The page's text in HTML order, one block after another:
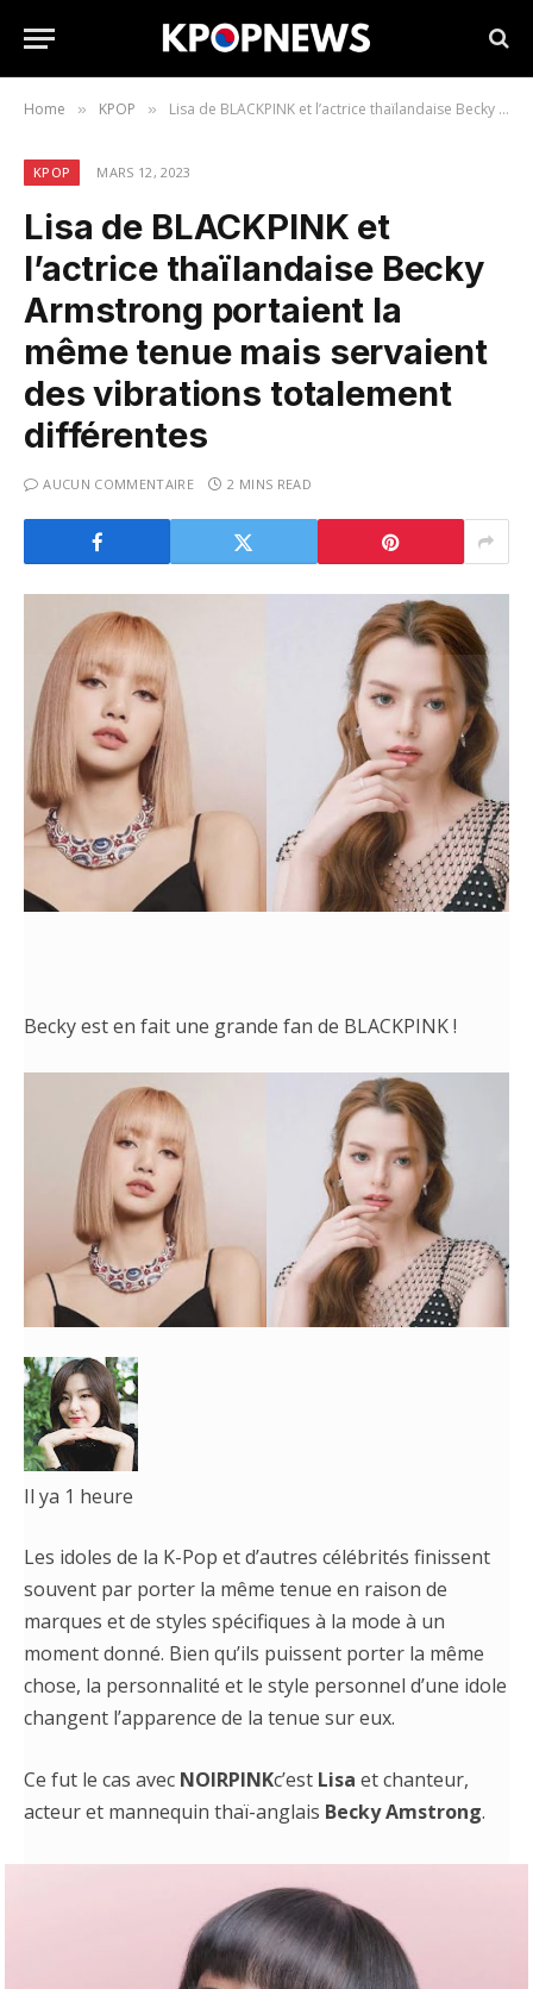
Home » KPOP » Lisa de BLACKPINK et l’actrice thaïlandaise Becky Armstrong portaient la même tenue mais servaient des vibrations totalement différentes
KPOP MARS 12, 2023
Lisa de BLACKPINK et
l’actrice thaïlandaise Becky
Armstrong portaient la
même tenue mais servaient
des vibrations totalement
différentes
AUCUN COMMENTAIRE 2 MINS READ
Becky est en fait une grande fan de BLACKPINK !
Il ya 1 heure
Les idoles de la K-Pop et d’autres célébrités finissent
souvent par porter la même tenue en raison de
marques et de styles spécifiques à la mode à un
moment donné. Bien qu’ils puissent porter la même
chose, la personnalité et le style personnel d’une idole
changent l’apparence de la tenue sur eux.
Ce fut le cas avec NOIRPINKc’est Lisa et chanteur,
acteur et mannequin thaï-anglais Becky Amstrong.